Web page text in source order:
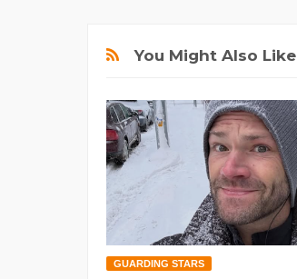
You Might Also Like
GUARDING STARS